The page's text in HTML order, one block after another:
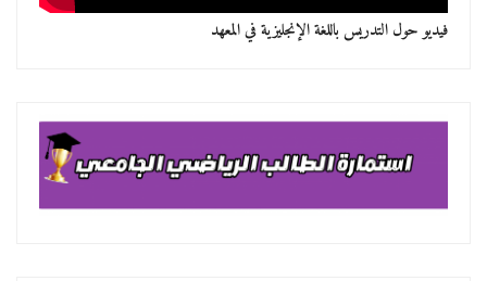
فيديو حول التدريس باللغة الإنجليزية في المعهد